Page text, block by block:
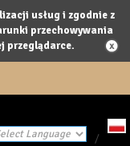
usług i zgodnie z
przechowywania
przeglądarce.
/